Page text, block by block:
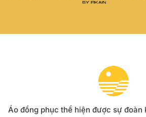
Áo đồng phục thể hiện được sự đoàn